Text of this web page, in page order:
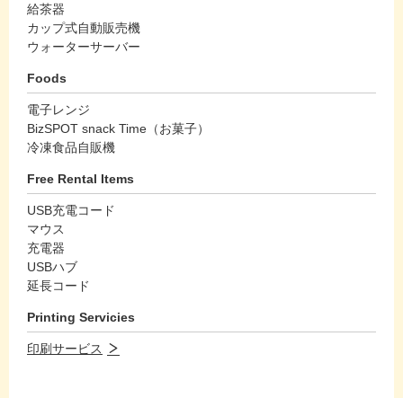
給茶器
カップ式自動販売機
ウォーターサーバー
Foods
電子レンジ
BizSPOT snack Time（お菓子）
冷凍食品自販機
Free Rental Items
USB充電コード
マウス
充電器
USBハブ
延長コード
Printing Servicies
印刷サービス